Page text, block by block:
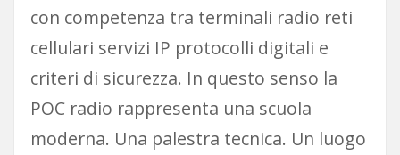
con competenza tra terminali radio reti
cellulari servizi IP protocolli digitali e
criteri di sicurezza. In questo senso la
POC radio rappresenta una scuola
moderna. Una palestra tecnica. Un luogo